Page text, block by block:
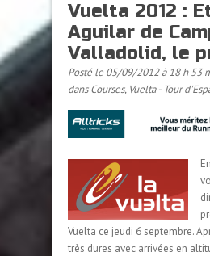
Vuelta 2012 :
Aguilar de
Valladolid, le
Posté le 05/09/2012 à 18 h 53
dansCourses, Vuelta - Tour
Vuelta ce jeudi 6 septembre.
très dures avec arrivées en